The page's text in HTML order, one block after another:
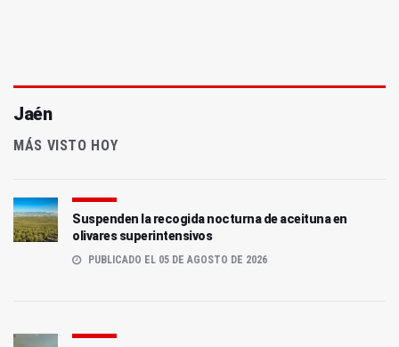
Jaén
MÁS VISTO HOY
Suspenden la recogida nocturna de aceituna en
olivares superintensivos
PUBLICADO EL 05 DE AGOSTO DE 2026